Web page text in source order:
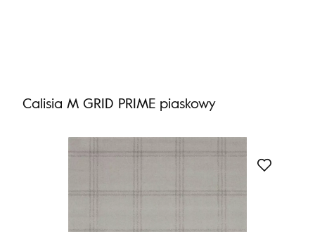
Calisia M GRID PRIME piaskowy